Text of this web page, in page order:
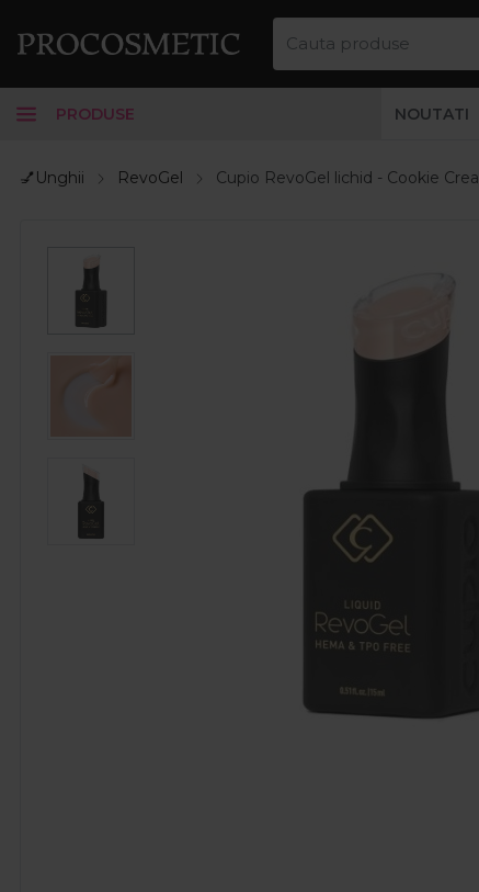
PRODUSE NOUTATI
💅Unghii RevoGel Cupio RevoGel lichid - Cookie